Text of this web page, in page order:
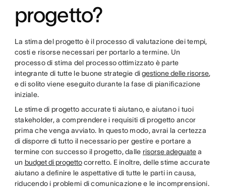
progetto?
La stima del progetto è il processo di valutazione dei tempi,
costi e risorse necessari per portarlo a termine. Un
processo di stima del processo ottimizzato è parte
integrante di tutte le buone strategie digestione delle risorse,
e di solito viene eseguito durante la fase di pianificazione
iniziale.
Le stime di progetto accurate ti aiutano, e aiutano i tuoi
stakeholder, a comprendere i requisiti di progetto ancor
prima che venga avviato. In questo modo, avrai la certezza
di disporre di tutto il necessario per gestire e portare a
termine con successo il progetto, dalle risorse adeguatea
un budget di progettocorretto. E inoltre, delle stime accurate
aiutano a definire le aspettative di tutte le parti in causa,
riducendo i problemi di comunicazione e le incomprensioni.